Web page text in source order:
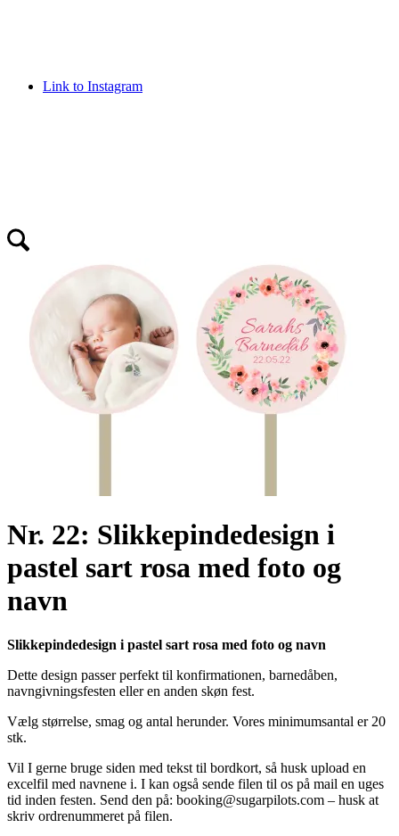
Link to Instagram
Link to Facebook
Nr. 22: Slikkepindedesign i
pastel sart rosa med foto og
navn
Slikkepindedesign i pastel sart rosa med foto og navn
Dette design passer perfekt til konfirmationen, barnedåben,
navngivningsfesten eller en anden skøn fest.
Vælg størrelse, smag og antal herunder. Vores minimumsantal er 20
stk.
Vil I gerne bruge siden med tekst til bordkort, så husk upload en
excelfil med navnene i. I kan også sende filen til os på mail en uges
tid inden festen. Send den på: booking@sugarpilots.com – husk at
skriv ordrenummeret på filen.